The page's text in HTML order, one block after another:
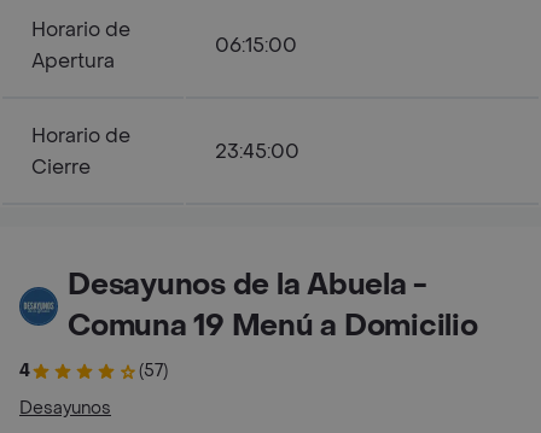
Horario de
Apertura
06:15:00
Horario de
Cierre
23:45:00
Desayunos de la Abuela -
Comuna 19 Menú a Domicilio
4
(57)
Desayunos